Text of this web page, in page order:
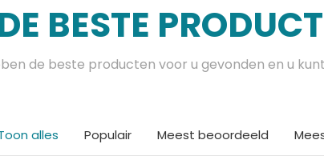
BESTE
de beste producten voor u gevonden en u
alles Populair Meest beoordeeld